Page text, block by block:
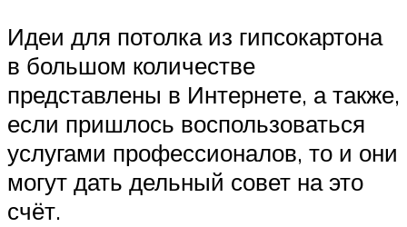
Идеи для потолка из гипсокартона
в большом количестве
представлены в Интернете, а также,
если пришлось воспользоваться
услугами профессионалов, то и они
могут дать дельный совет на это
счёт.